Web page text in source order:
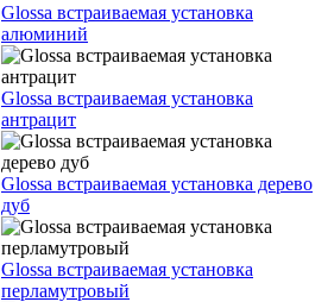
Glossa встраиваемая установка
алюминий
Glossa встраиваемая установка
антрацит
Glossa встраиваемая установка дерево
дуб
Glossa встраиваемая установка
перламутровый